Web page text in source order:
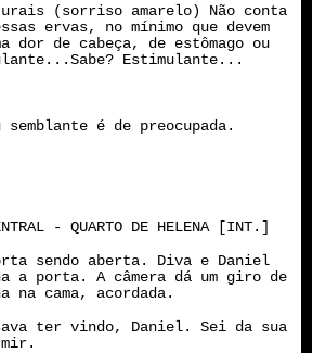
(sorriso amarelo) Não conta
ervas, no mínimo que devem
dor de cabeça, de estômago ou
Estimulante...
é de preocupada.
- QUARTO DE HELENA [INT.]
sendo aberta. Diva e Daniel
a porta. A câmera dá um giro de
na cama, acordada.
ter vindo, Daniel. Sei da sua